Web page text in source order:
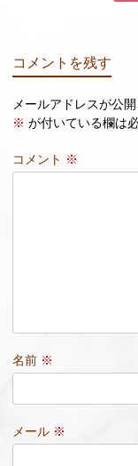
コメントを残す
メールアドレスが公
※ が付いている欄は
コメント ※
名前 ※
メール ※